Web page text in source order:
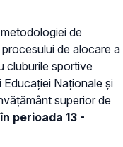
de
de alocare a
cluburile sportive
Naționale și
superior de
perioada 13 -